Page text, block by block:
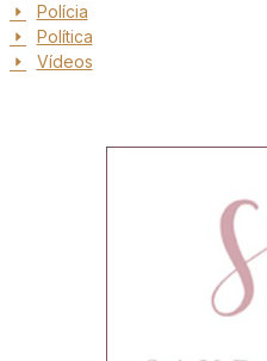
Polícia
Política
Vídeos